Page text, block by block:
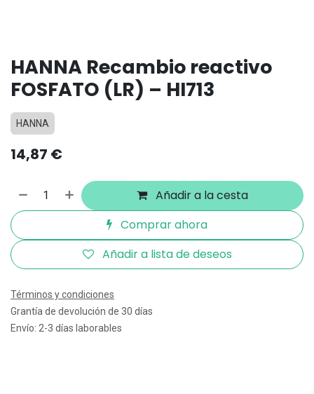
HANNA Recambio reactivo
FOSFATO (LR) – HI713
HANNA
14,87 €
Añadir a la cesta
Comprar ahora
Añadir a lista de deseos
Términos y condiciones
Grantía de devolución de 30 días
Envío: 2-3 días laborables